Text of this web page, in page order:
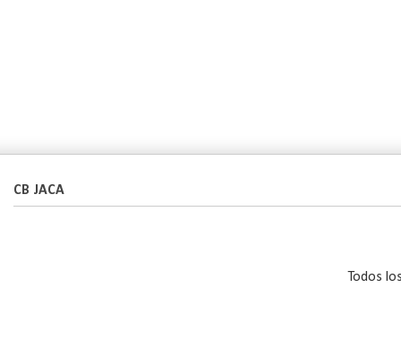
CB JACA
Todos